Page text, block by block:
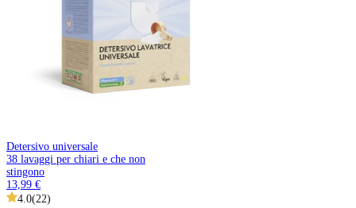
Detersivo universale
38 lavaggi per chiari e che non
stingono
13,99 €
4.0(22)